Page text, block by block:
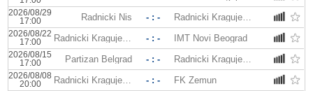
2026/08/29
17:00
Radnicki Nis - : - Radnicki Kragujevac
2026/08/22
17:00
Radnicki Kragujevac - : - IMT Novi Beograd
2026/08/15
17:00
Partizan Belgrad - : - Radnicki Kragujevac
2026/08/08
20:00
Radnicki Kragujevac - : - FK Zemun